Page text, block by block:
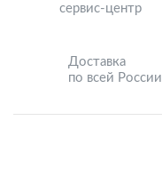
сервис-центр
Доставка
по всей России